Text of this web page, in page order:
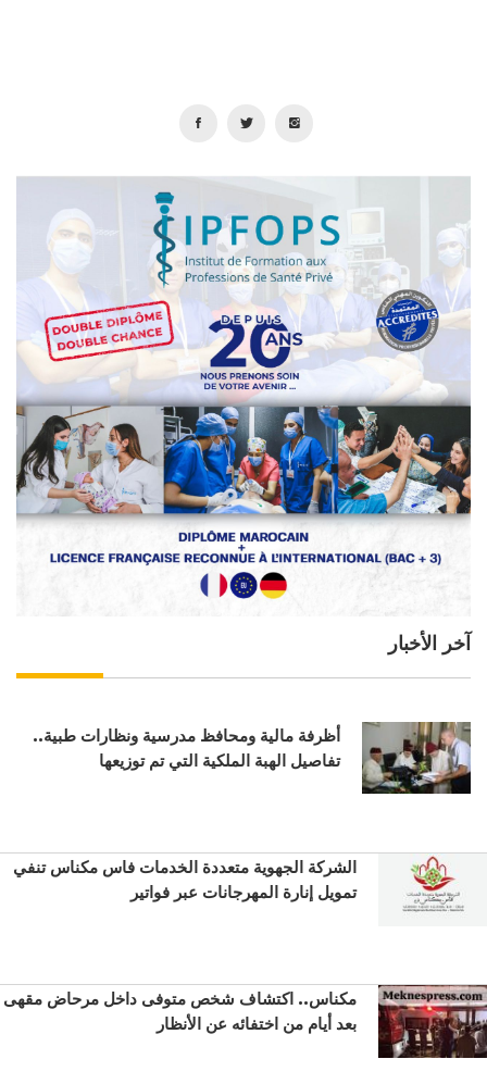
آخر الأخبار
أظرفة مالية ومحافظ مدرسية ونظارات طبية..
تفاصيل الهبة الملكية التي تم توزيعها
الشركة الجهوية متعددة الخدمات فاس مكناس تنفي
تمويل إنارة المهرجانات عبر فواتير
مكناس.. اكتشاف شخص متوفى داخل مرحاض مقهى
بعد أيام من اختفائه عن الأنظار